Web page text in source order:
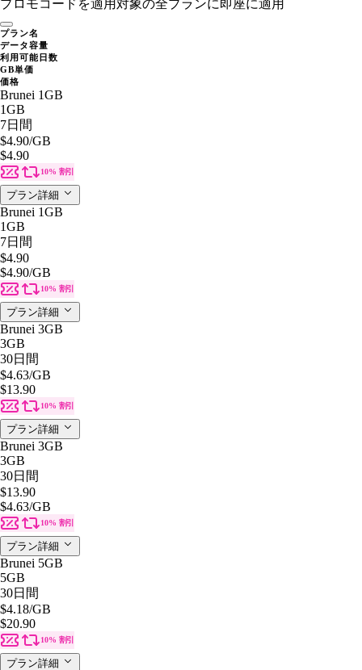
プロモコードを適用対象の全プランに即座に適用
プラン名
データ容量
利用可能日数
GB単価
価格
Brunei 1GB
1GB
7日間
$4.90/GB
$4.90
10% 割引
プラン詳細
Brunei 1GB
1GB
7日間
$4.90
$4.90/GB
10% 割引
プラン詳細
Brunei 3GB
3GB
30日間
$4.63/GB
$13.90
10% 割引
プラン詳細
Brunei 3GB
3GB
30日間
$13.90
$4.63/GB
10% 割引
プラン詳細
Brunei 5GB
5GB
30日間
$4.18/GB
$20.90
10% 割引
プラン詳細